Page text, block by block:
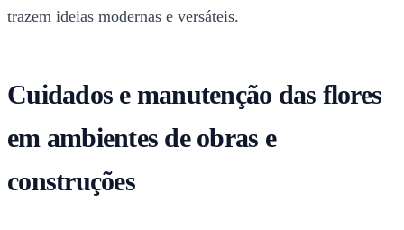
trazem ideias modernas e versáteis.
Cuidados e manutenção das flores
em ambientes de obras e
construções